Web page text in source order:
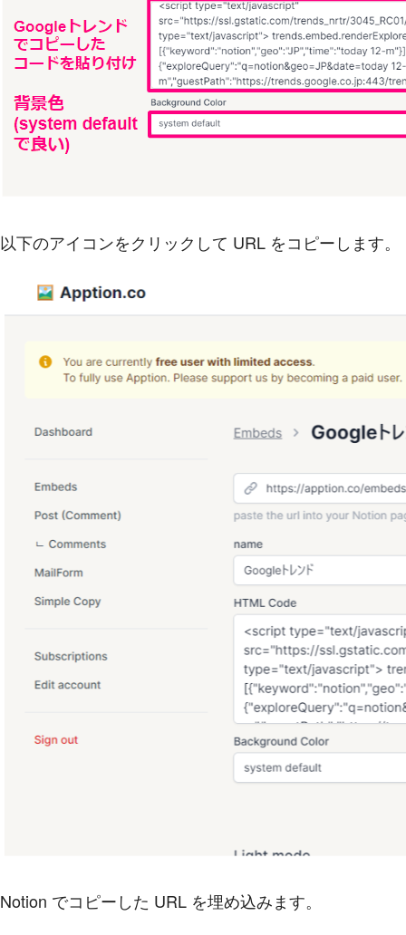
以下のアイコンをクリックして URL をコピーします。
Notion でコピーした URL を埋め込みます。